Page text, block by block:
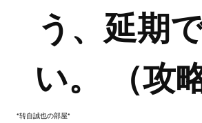
Aliens vs Predator 2 (Русские субтитры)
Dungeon Siege 2 Legendary Mod
Новый ГГ
Моды группы
う、延期
い。 （攻
*转自誠也の部屋*